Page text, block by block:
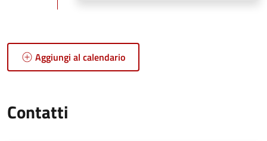
Aggiungi al calendario
Contatti